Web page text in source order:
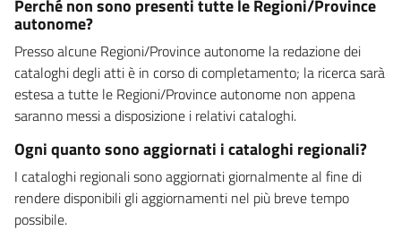
Perché non sono presenti tutte le Regioni/Province
autonome?
Presso alcune Regioni/Province autonome la redazione dei
cataloghi degli atti è in corso di completamento; la ricerca sarà
estesa a tutte le Regioni/Province autonome non appena
saranno messi a disposizione i relativi cataloghi.
Ogni quanto sono aggiornati i cataloghi regionali?
I cataloghi regionali sono aggiornati giornalmente al fine di
rendere disponibili gli aggiornamenti nel più breve tempo
possibile.